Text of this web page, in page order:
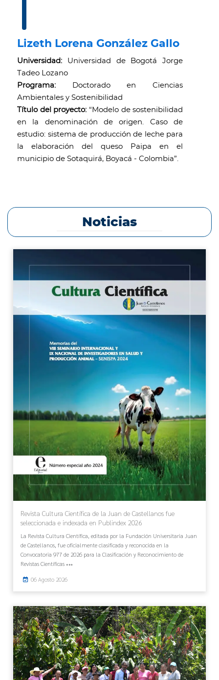
Lizeth Lorena González Gallo
Universidad: Universidad de Bogotá Jorge
Tadeo Lozano
Programa: Doctorado en Ciencias
Ambientales y Sostenibilidad
Título del proyecto: “Modelo de sostenibilidad
en la denominación de origen. Caso de
estudio: sistema de producción de leche para
la elaboración del queso Paipa en el
municipio de Sotaquirá, Boyacá - Colombia”.
Noticias
Revista Cultura Científica de la Juan de Castellanos fue
seleccionada e indexada en Publindex 2026
La Revista Cultura Científica, editada por la Fundación Universitaria Juan
de Castellanos, fue oficialmente clasificada y reconocida en la
Convocatoria 977 de 2026 para la Clasificación y Reconocimiento de
Revistas Científicas
06 Agosto 2026